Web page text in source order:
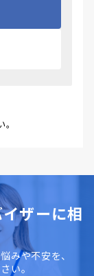
ザーに相
みや不安を、
い。